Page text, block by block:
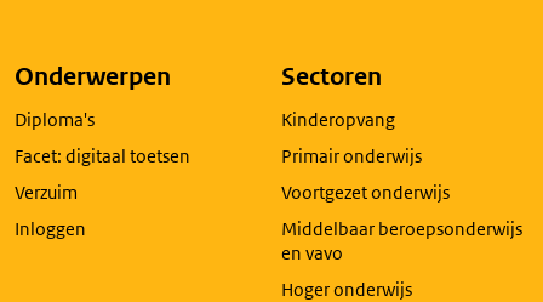
in
nieuw
Onderwerpen
Diploma's
Facet: digitaal toetsen
Verzuim
Inloggen
Sectoren
Kinderopvang
Primair onderwijs
Voortgezet onderwijs
Middelbaar beroepsonderwijs
en vavo
Hoger onderwijs